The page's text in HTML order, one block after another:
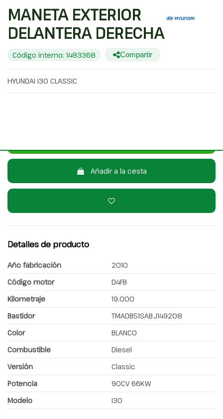
MANETA EXTERIOR
DELANTERA DERECHA
Código interno: 1483368 Compartir
HYUNDAI I30 CLASSIC
Añadir a la cesta
Detalles de producto
Año fabricación
2010
Código motor
D4FB
Kilometraje
19.000
Bastidor
TMADB51SABJ149208
Color
BLANCO
Combustible
Diesel
Versión
Classic
Potencia
90CV 66KW
Modelo
I30